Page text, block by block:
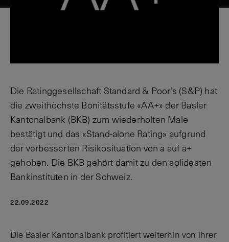
Die Ratinggesellschaft Standard & Poor’s (S&P) hat
die zweithöchste Bonitätsstufe «AA+» der Basler
Kantonalbank (BKB) zum wiederholten Male
bestätigt und das «Stand-alone Rating» aufgrund
der verbesserten Risikosituation von a auf a+
gehoben. Die BKB gehört damit zu den solidesten
Bankinstituten in der Schweiz.
22.09.2022
Die Basler Kantonalbank profitiert weiterhin von ihrer